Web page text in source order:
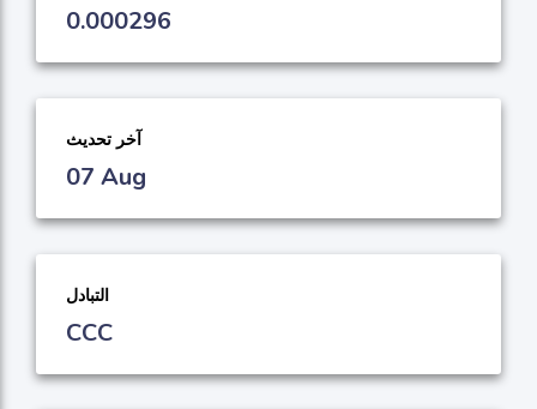
0.000296
آخر تحديث
07 Aug
التبادل
CCC